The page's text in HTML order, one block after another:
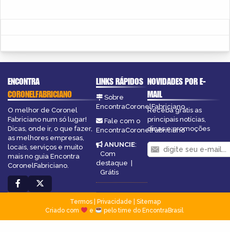
ENCONTRA
CORONELFABRICIANO
O melhor de Coronel
Fabriciano num só lugar!
Dicas, onde ir, o que fazer,
as melhores empresas,
locais, serviços e muito
mais no guia Encontra
CoronelFabriciano.
LINKS RÁPIDOS
Sobre
EncontraCoronelFabriciano
Fale com o
EncontraCoronelFabriciano
ANUNCIE:
Com
destaque |
Grátis
NOVIDADES POR E-
MAIL
Receba grátis as
principais notícias,
dicas e promoções
Termos| Privacidade
Sitemap
Criado com
e pelo time do EncontraBrasil